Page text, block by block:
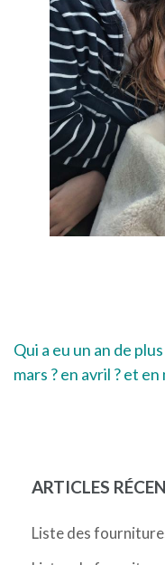
Navigation
de
Qui a eu un an de
mars ? en avril ? et en
ARTICLES
Liste des